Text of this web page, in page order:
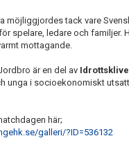
möjliggjordes tack vare
spelare, ledare och familjer.
mottagande.
är en del av
unga i socioekonomiskt
här;
galleri/?ID=536132